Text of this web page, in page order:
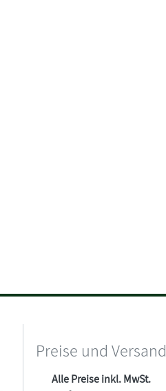
Preise und Versand
Alle Preise inkl. MwSt.